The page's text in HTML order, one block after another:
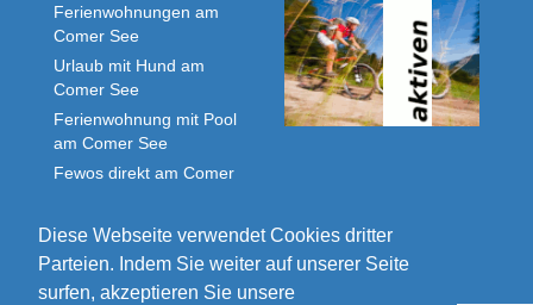
Diese Webseite verwendet Cookies dritter
Parteien. Indem Sie weiter auf unserer Seite
surfen, akzeptieren Sie unsere
Ferienwohnungen am
Comer See
Urlaub mit Hund am
Comer See
Ferienwohnung mit Pool
am Comer See
Fewos direkt am Comer
Unterkunft Comer See